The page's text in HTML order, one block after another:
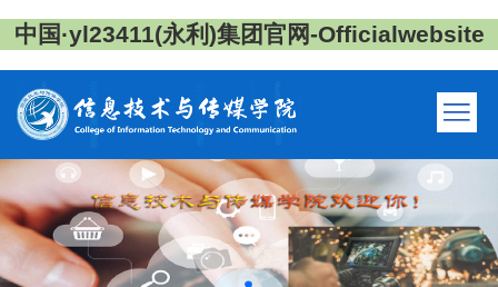
中国·yl23411(永利)集团官网-Officialwebsite